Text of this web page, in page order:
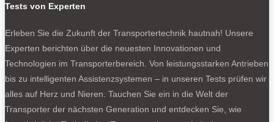
Tests von Experten
Erleben Sie die Zukunft der Transportertechnik hautnah! Unsere
Experten berichten über die neuesten Innovationen und
Technologien im Transporterbereich. Von leistungsstarken Antrieben
bis zu intelligenten Assistenzsystemen – in unseren Tests prüfen wir
alles auf Herz und Nieren. Tauchen Sie ein in die Welt der
Transporter der nächsten Generation und entdecken Sie, wie